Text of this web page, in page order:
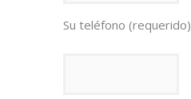
Su teléfono (requerido)